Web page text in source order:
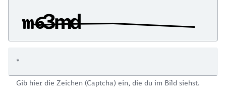
*
Gib hier die Zeichen (Captcha) ein, die du im Bild siehst.
Schließen
Möchten Sie zuweitergeleitet